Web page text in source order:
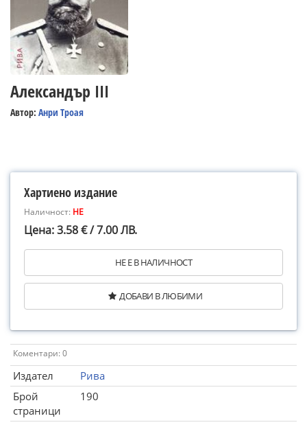
Александър III
Автор: Анри Троая
Хартиено издание
Наличност: НЕ
Цена: 3.58 € / 7.00 ЛВ.
НЕ Е В НАЛИЧНОСТ
ДОБАВИ В ЛЮБИМИ
Коментари: 0
Издател
Рива
Брой
страници
190